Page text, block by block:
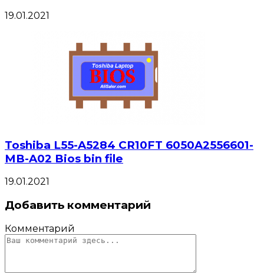
19.01.2021
Toshiba L55-A5284 CR10FT 6050A2556601-
MB-A02 Bios bin file
19.01.2021
Добавить комментарий
Комментарий